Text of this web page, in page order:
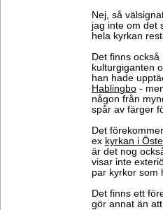
Nej, så
jag inte om det
hela kyrkan
Det finns
kulturgiganten
han hade
Hablingbo -
någon från
spår av färger
Det
ex kyrkan i
är det nog
visar inte
par kyrkor som
Det finns ett
gör annat än